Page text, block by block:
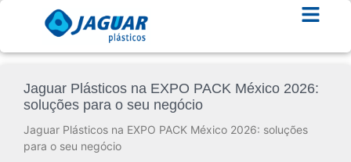
Jaguar Plásticos na EXPO PACK México 2026:
soluções para o seu negócio
Jaguar Plásticos na EXPO PACK México 2026: soluções
para o seu negócio